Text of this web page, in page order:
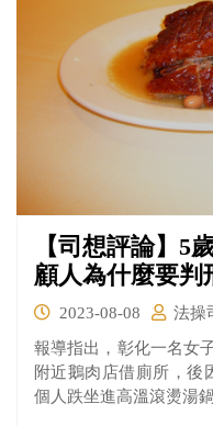
【司想評論】5
顧人為什麼要判
2023-08-08
法操
報導指出，彰化一名女
附近鵝肉店借廁所，後
個人跌坐進高溫滾燙湯